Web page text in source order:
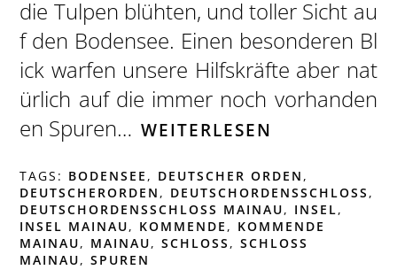
die Tulpen blühten, und toller Sicht au
f den Bodensee. Einen besonderen Bl
ick warfen unsere Hilfskräfte aber nat
ürlich auf die immer noch vorhanden
en Spuren… WEITERLESEN
TAGS: BODENSEE , DEUTSCHER ORDEN ,
DEUTSCHERORDEN , DEUTSCHORDENSSCHLOSS ,
DEUTSCHORDENSSCHLOSS MAINAU, INSEL,
INSEL MAINAU, KOMMENDE , KOMMENDE
MAINAU, MAINAU,SCHLOSS ,SCHLOSS
MAINAU,SPUREN